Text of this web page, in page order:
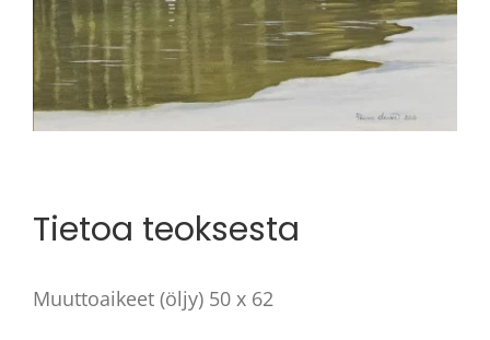
Tietoa teoksesta
Muuttoaikeet (öljy) 50 x 62